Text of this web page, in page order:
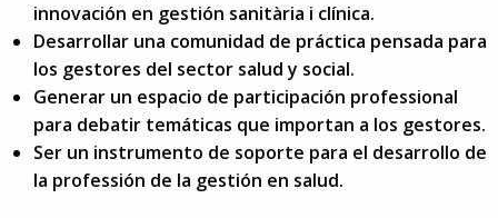
innovación en gestión sanitària i clínica.
Desarrollar una comunidad de práctica pensada para
los gestores del sector salud y social.
Generar un espacio de participación professional
para debatir temáticas que importan a los gestores.
Ser un instrumento de soporte para el desarrollo de
la professión de la gestión en salud.